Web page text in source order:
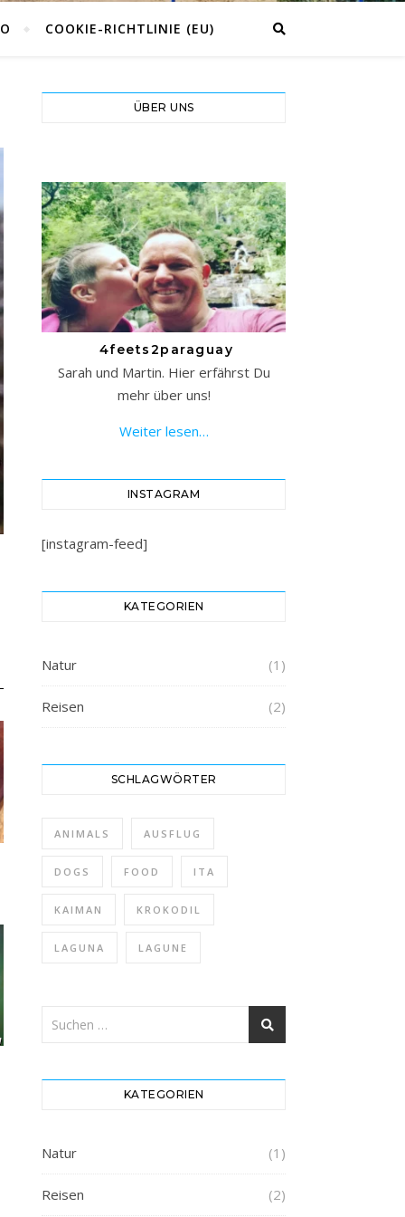
COOKIE-RICHTLINIE (EU)
ÜBER UNS
4feets2paraguay
Sarah und Martin. Hier erfährst Du
mehr über uns!
Weiter lesen…
INSTAGRAM
[instagram-feed]
KATEGORIEN
Natur (1)
Reisen (2)
SCHLAGWÖRTER
ANIMALS AUSFLUG
DOGS FOOD ITA
KAIMAN KROKODIL
LAGUNA LAGUNE
KATEGORIEN
Natur (1)
Reisen (2)